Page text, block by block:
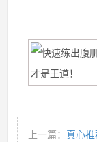
上一篇： 真心推